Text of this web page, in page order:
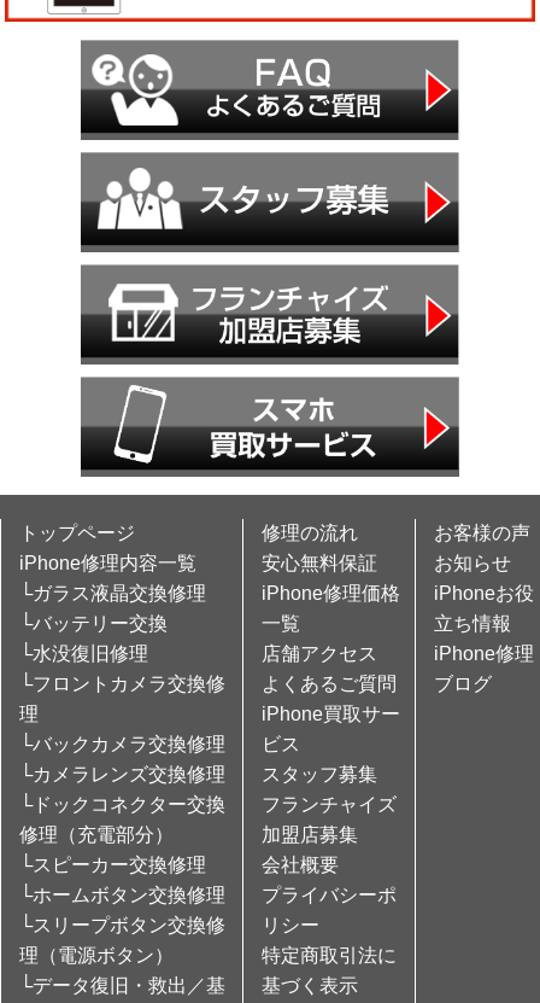
トップページ
iPhone修理内容一覧
└ガラス液晶交換修理
└バッテリー交換
└水没復旧修理
└フロントカメラ交換修
理
└バックカメラ交換修理
└カメラレンズ交換修理
└ドックコネクター交換
修理（充電部分）
└スピーカー交換修理
└ホームボタン交換修理
└スリープボタン交換修
理（電源ボタン）
└データ復旧・救出／基
修理の流れ
安心無料保証
iPhone修理価格
一覧
店舗アクセス
よくあるご質問
iPhone買取サー
ビス
スタッフ募集
フランチャイズ
加盟店募集
会社概要
プライバシーポ
リシー
特定商取引法に
基づく表示
お客様の声
お知らせ
iPhoneお役
立ち情報
iPhone修理
ブログ